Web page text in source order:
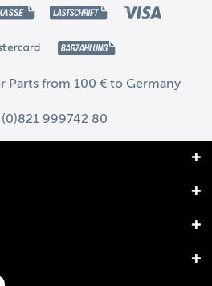
Parts from 100 € to Germany
999742 80